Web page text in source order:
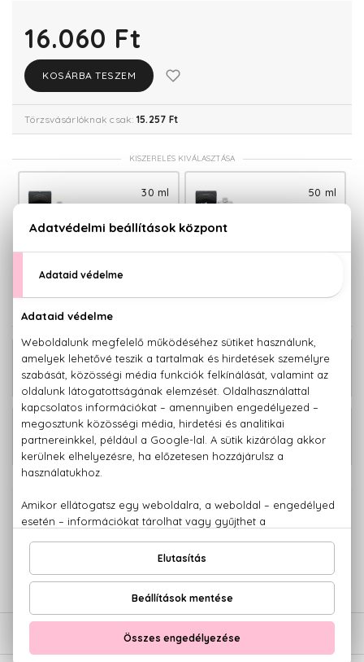
16.060 Ft
KOSÁRBA TESZEM
Törzsvásárlóknak csak: 15.257 Ft
KISZERELÉS KIVÁLASZTÁSA
30 ml
10.170 Ft
50 ml
13.110 Ft
Legend After shave 100 ml 12.690 Ft
Legend Eau De Parfum
13.860 Ft -
tól
100% eredeti termékek,14 napos visszaküldési garanciával
Kérdésed van, elakadtál? Hívd ügyfélszolgálatunkat:+36 20
LEÍRÁS